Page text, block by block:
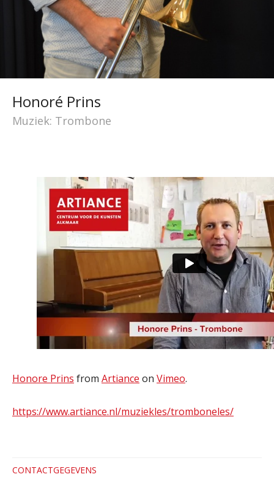
Honoré Prins
Muziek: Trombone
Honore Prins from Artiance on Vimeo.
https://www.artiance.nl/muziekles/tromboneles/
CONTACTGEGEVENS